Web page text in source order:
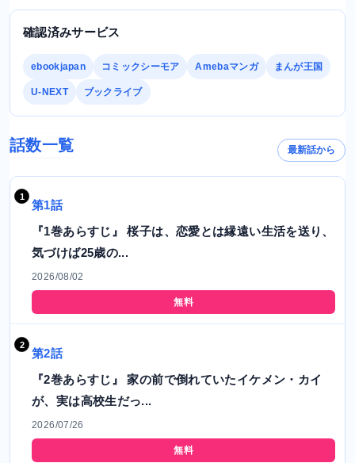
確認済みサービス
ebookjapan コミックシーモア Amebaマンガ まんが王国
U-NEXT ブックライブ
話数一覧 最新話から
第1話
『1巻あらすじ』 桜子は、恋愛とは縁遠い生活を送り、
気づけば25歳の...
2026/08/02
無料
第2話
『2巻あらすじ』 家の前で倒れていたイケメン・カイ
が、実は高校生だっ...
2026/07/26
無料